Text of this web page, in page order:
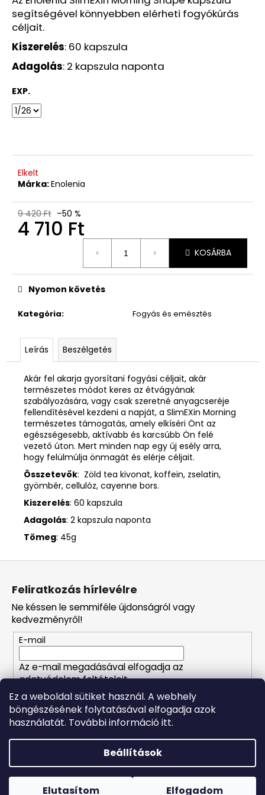
Ez a weboldal sütiket használ. A webhely
böngészésének folytatásával elfogadja azok
használatát. További információ itt.
Beállítások
Elutasítom Elfogadom
Forró napokon nem javasoljuk a csomagautomatákba
történő kézbesítést. A magas hőmérsékletre érzékeny
termékek átvételkor nem biztos, hogy optimális állapotban
segítségével könnyebben elérheti fogyókúrás
céljait.
Kiszerelés: 60 kapszula
Adagolás: 2 kapszula naponta
EXP.
Elkelt
Márka:Enolenia
9 420 Ft –50 %
4 710 Ft
KOSÁRBA
Kategória: Fogyás és emésztés
Nyomon követés
Leírás Beszélgetés
Akár fel akarja gyorsítani fogyási céljait, akár
természetes módot keres az étvágyának
szabályozására, vagy csak szeretné anyagcseréje
fellendítésével kezdeni a napját, a SlimEXin Morning
természetes támogatás, amely elkíséri Önt az
egészségesebb, aktívabb és karcsúbb Ön felé
vezető úton. Mert minden nap egy új esély arra,
hogy felülmúlja önmagát és elérje céljait.
Összetevők: Zöld tea kivonat, koffein, zselatin,
gyömbér, cellulóz, cayenne bors.
Kiszerelés: 60 kapszula
Adagolás: 2 kapszula naponta
Tömeg: 45g
ML
2
480
Ft
Korábbi:
6
870
L
Feliratkozás hírlevélre
Ne késsen le semmiféle újdonságról vagy
kedvezményről!
E-mail
Az e-mail megadásával elfogadja az
adatvédelem feltételeit.
FELIRATKOZÁS
Copyright 2026Naturalzen. Minden jog fenntartva.Süti
beállítások szerkesztése